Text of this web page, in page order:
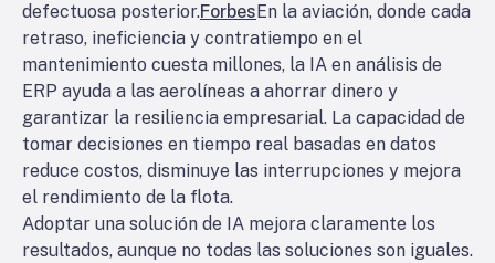
defectuosa posterior.Forbes En la aviación, donde cada
retraso, ineficiencia y contratiempo en el
mantenimiento cuesta millones, la IA en análisis de
ERP ayuda a las aerolíneas a ahorrar dinero y
garantizar la resiliencia empresarial. La capacidad de
tomar decisiones en tiempo real basadas en datos
reduce costos, disminuye las interrupciones y mejora
el rendimiento de la flota.
Adoptar una solución de IA mejora claramente los
resultados, aunque no todas las soluciones son iguales.